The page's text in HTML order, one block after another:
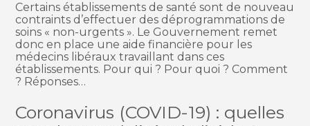
Certains établissements de santé sont de nouveau
contraints d’effectuer des déprogrammations de
soins « non-urgents ». Le Gouvernement remet
donc en place une aide financière pour les
médecins libéraux travaillant dans ces
établissements. Pour qui ? Pour quoi ? Comment
? Réponses…
Coronavirus (COVID-19) : quelles